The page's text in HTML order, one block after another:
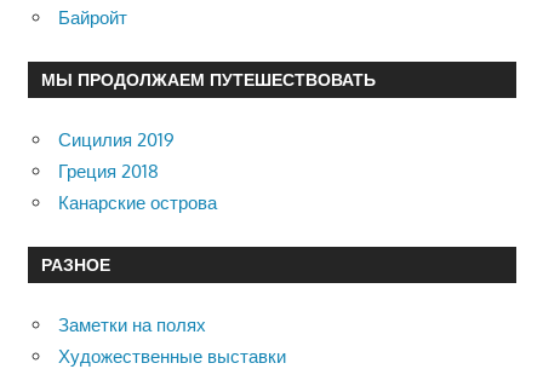
Байройт
МЫ ПРОДОЛЖАЕМ ПУТЕШЕСТВОВАТЬ
Сицилия 2019
Греция 2018
Канарские острова
РАЗНОЕ
Заметки на полях
Художественные выставки